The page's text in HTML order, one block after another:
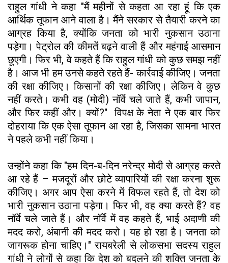
राहुल गांधी ने कहा "मैं महीनों से कहता आ रहा हूं कि एक
आर्थिक तूफान आने वाला है। मैंने सरकार से तैयारी करने का
आग्रह किया है, क्योंकि जनता को भारी नुकसान उठाना
पड़ेगा। पेट्रोल की कीमतें बढ़ने वाली हैं और महंगाई आसमान
छूएगी। फिर भी, वे कहते हैं कि राहुल गांधी को कुछ समझ नहीं
है। आज भी हम उनसे कहते रहते हैं- कार्रवाई कीजिए। जनता
की रक्षा कीजिए। किसानों की रक्षा कीजिए। लेकिन वे कुछ
नहीं करते। कभी वह (मोदी) नॉर्वे चले जाते हैं, कभी जापान,
और फिर कहीं और। क्यों?" विपक्ष के नेता ने एक बार फिर
दोहराया कि एक ऐसा तूफान आ रहा है, जिसका सामना भारत
ने पहले कभी नहीं किया।
उन्होंने कहा कि "हम दिन-ब-दिन नरेन्द्र मोदी से आग्रह करते
आ रहे हैं – मजदूरों और छोटे व्यापारियों की रक्षा करना शुरू
कीजिए। अगर आप ऐसा करने में विफल रहते हैं, तो देश को
भारी नुकसान उठाना पड़ेगा। फिर भी, वह क्या करते हैं? वह
नॉर्वे चले जाते हैं। और नॉर्वे में वह कहते हैं, भाई अदाणी की
मदद करो, अंबानी की मदद करो। यह हो रहा है। जनता को
जागरूक होना चाहिए।" रायबरेली से लोकसभा सदस्य राहुल
गांधी ने लोगों से कहा कि देश को बदलने की शक्ति जनता के